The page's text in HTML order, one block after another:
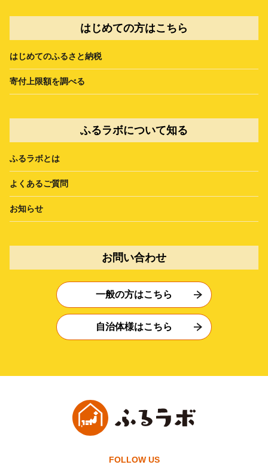
はじめての方はこちら
はじめてのふるさと納税
寄付上限額を調べる
ふるラボについて知る
ふるラボとは
よくあるご質問
お知らせ
お問い合わせ
一般の方はこちら
自治体様はこちら
FOLLOW US